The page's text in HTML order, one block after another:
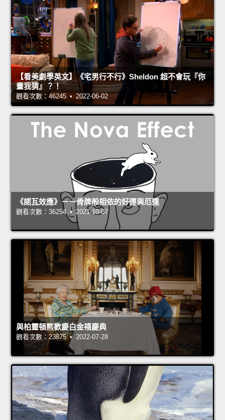
【看美劇學英文】《宅男行不行》Sheldon 超不會玩『你
畫我猜』？！
觀看次數：46245 • 2022-06-02
《諾瓦效應》－－骨牌般相依的好運與厄運
觀看次數：36254 • 2021-10-07
與柏靈頓熊歡慶白金禧慶典
觀看次數：23875 • 2022-07-28